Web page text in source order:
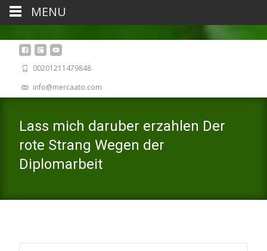
00201211479848
info@mercaato.com
Lass mich daruber erzahlen Der
rote Strang Wegen der
Diplomarbeit
MENU